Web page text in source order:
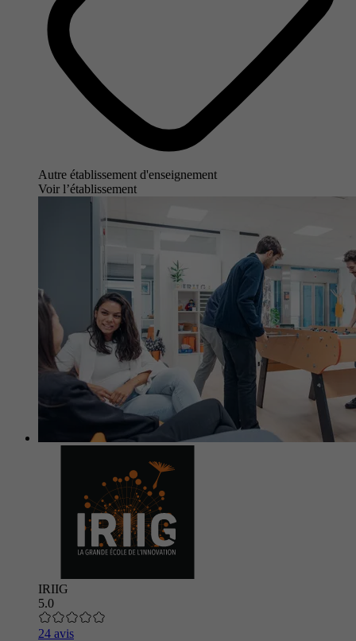
Autre établissement d'enseignement
Voir l’établissement
IRIIG
5.0
24 avis